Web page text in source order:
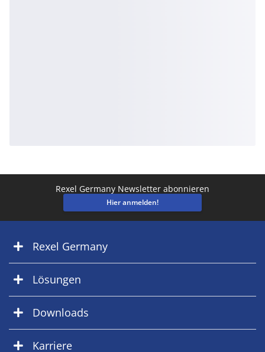
Rexel Germany Newsletter abonnieren
Hier anmelden!
Rexel Germany
Lösungen
Downloads
Karriere